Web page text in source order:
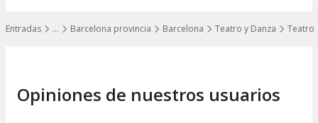
…
Mostrar todos los niveles
Entradas Barcelona provincia Barcelona Teatro y Danza Teatro
Opiniones de nuestros usuarios